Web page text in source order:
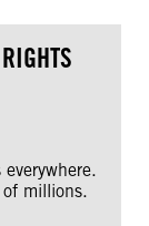
millions.